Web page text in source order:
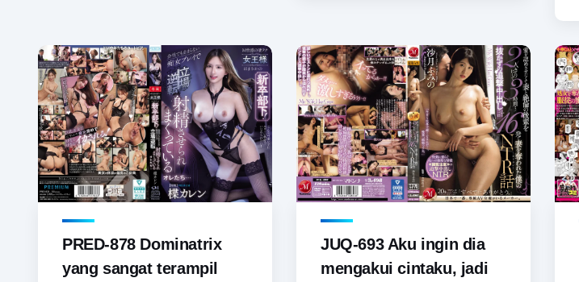
PRED-878 Dominatrix
yang sangat terampil
JUQ-693 Aku ingin dia
mengakui cintaku, jadi